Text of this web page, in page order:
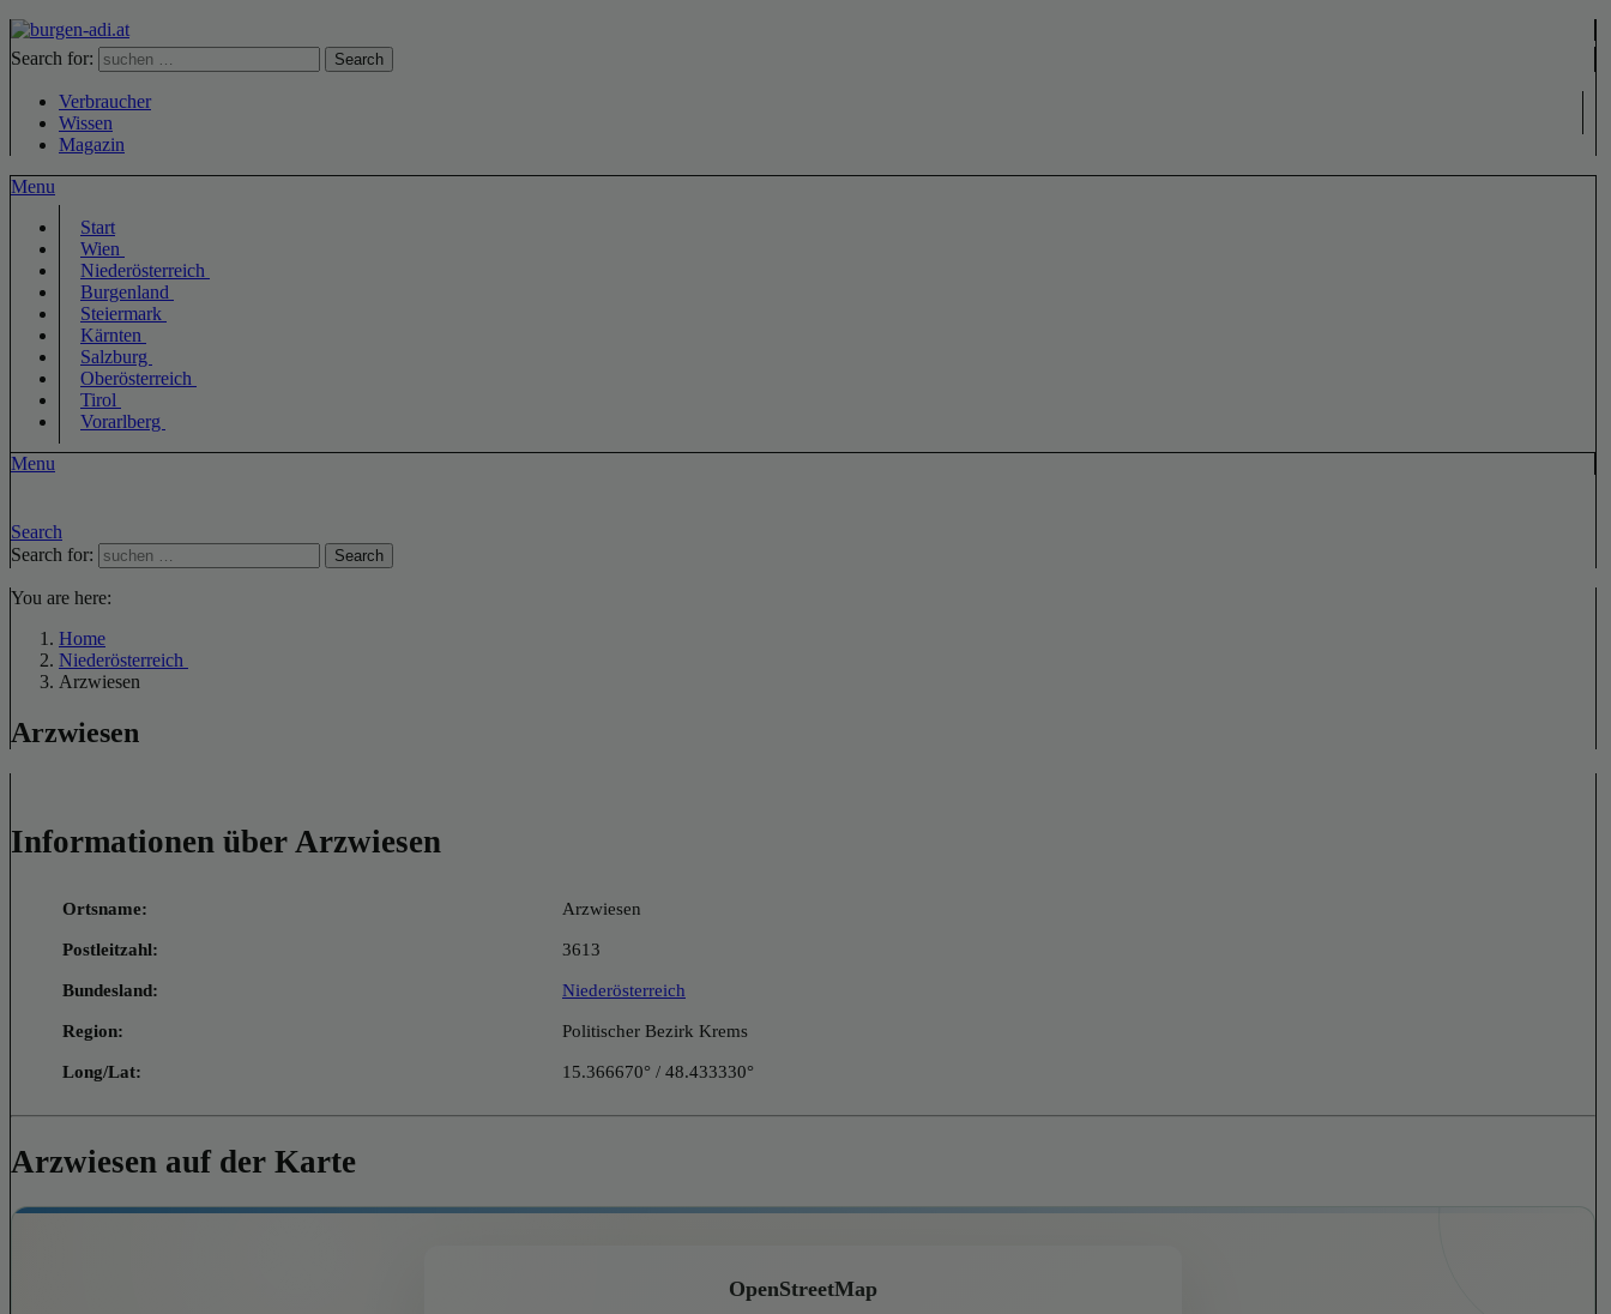
Search for: Search
Verbraucher
Wissen
Magazin
Menu
Start
Wien
Niederösterreich
Burgenland
Steiermark
Kärnten
Salzburg
Oberösterreich
Tirol
Vorarlberg
Menu
Search
Search for:
Search
You are here:
Home
Niederösterreich
Arzwiesen
Arzwiesen
Informationen über Arzwiesen
Ortsname: Arzwiesen
Postleitzahl: 3613
Bundesland: Niederösterreich
Region: Politischer Bezirk Krems
Long/Lat: 15.366670° / 48.433330°
Arzwiesen auf der Karte
OpenStreetMap